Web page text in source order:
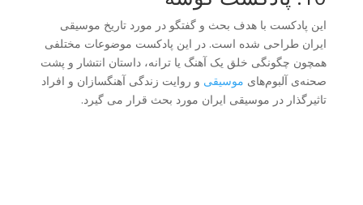
این پادکست با هدف بحث و گفتگو در مورد تاریخ موسیقی
ایران طراحی شده است. در این پادکست موضوعات مختلفی
همچون چگونگی خلق یک آهنگ یا ترانه، داستان انتشار و پشت
صحنه‌ی آلبوم‌های موسیقی و روایت زندگی آهنگسازان و افراد
تاثیرگذار در موسیقی ایران مورد بحث قرار می گیرد.